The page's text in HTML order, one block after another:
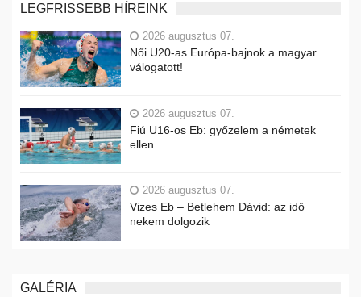
LEGFRISSEBB HÍREINK
2026 augusztus 07.
Női U20-as Európa-bajnok a magyar
válogatott!
2026 augusztus 07.
Fiú U16-os Eb: győzelem a németek
ellen
2026 augusztus 07.
Vizes Eb – Betlehem Dávid: az idő
nekem dolgozik
GALÉRIA